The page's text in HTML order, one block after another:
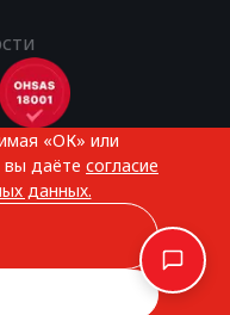
«ОК» или
вы даёте согласие
данных.